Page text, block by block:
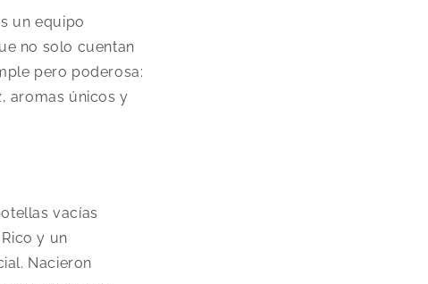
un equipo
no solo cuentan
pero poderosa:
aromas únicos y
vacías
y un
Nacieron